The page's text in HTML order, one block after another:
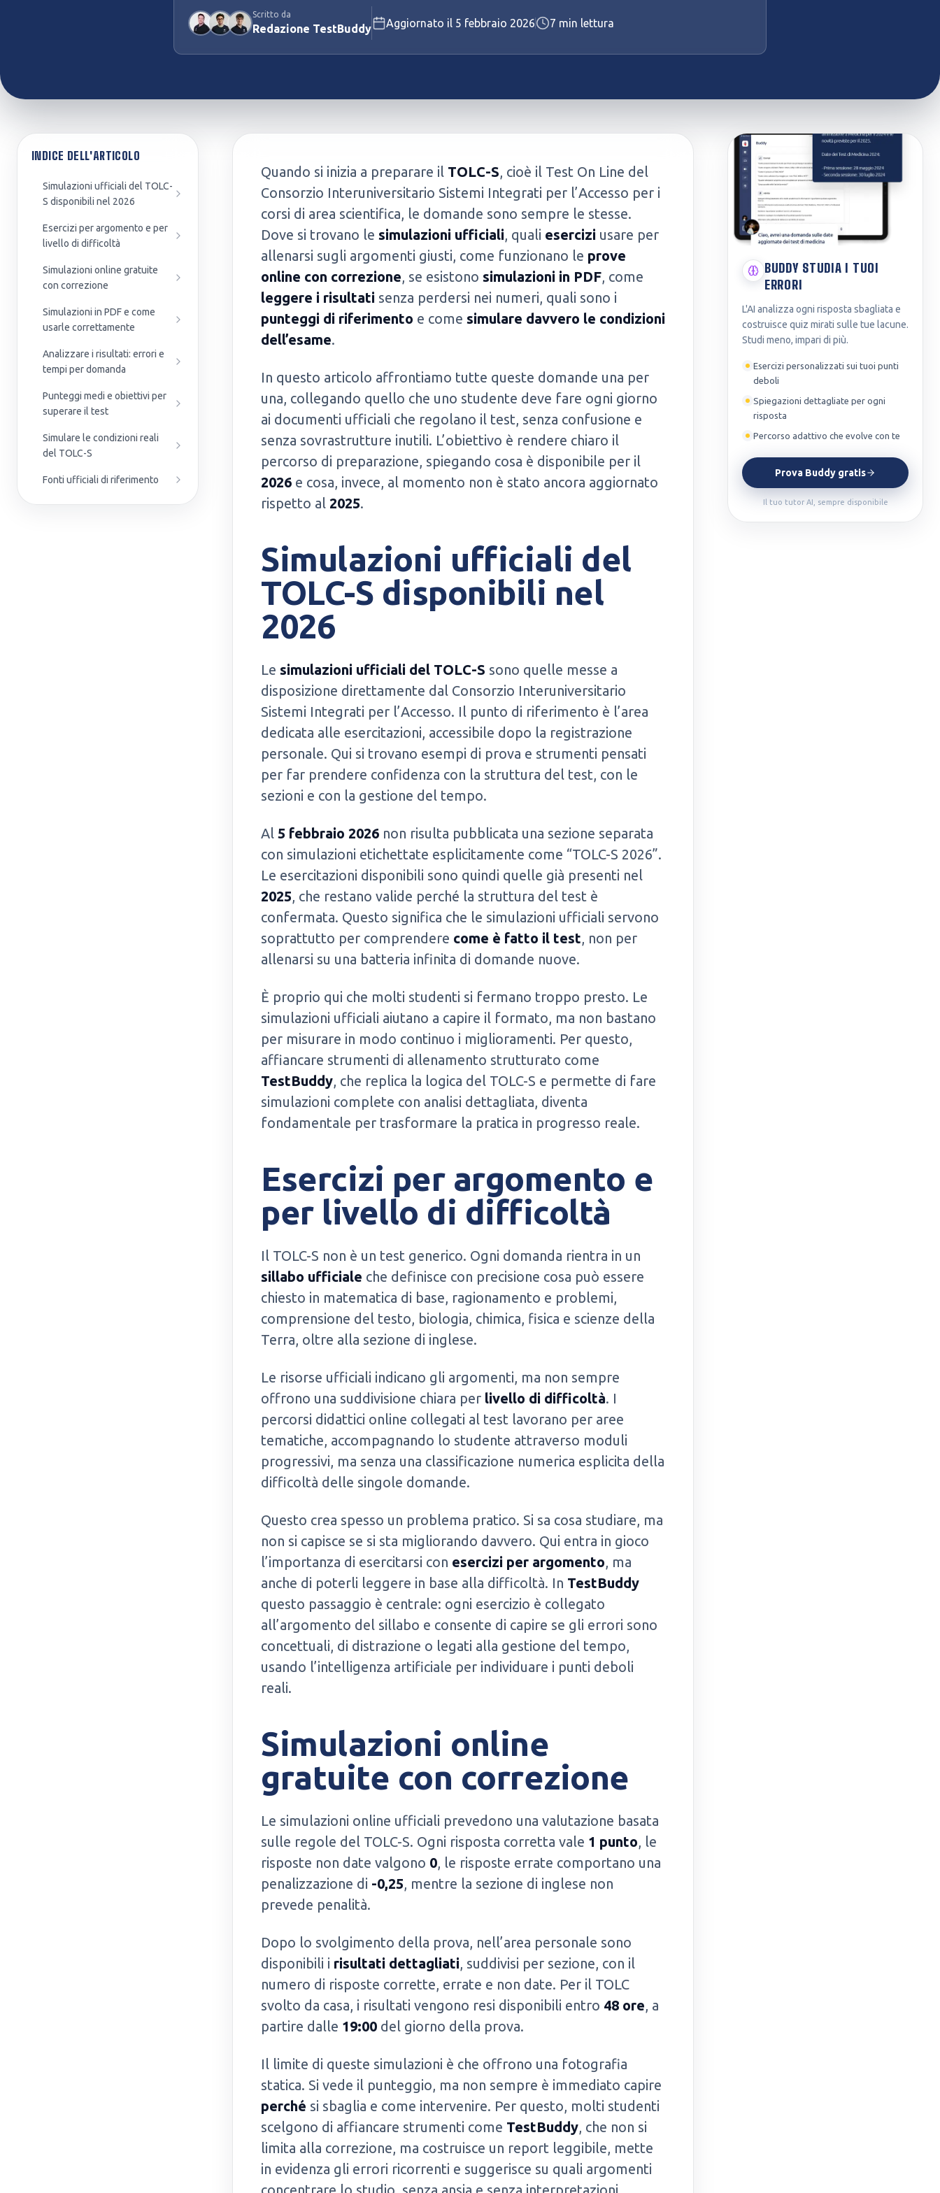
Test Professioni Sanitarie
Preparazione Concorsi
Enti, agenzie e amministrazioni
Polizia Penitenziaria
Vigili del Fuoco
Vedi tutti i concorsi disponibili
Scritto da
Redazione TestBuddy Aggiornato il 5 febbraio 2026 7 min lettura
INDICE DELL'ARTICOLO
Simulazioni ufficiali del TOLC-
S disponibili nel 2026
Esercizi per argomento e per
livello di difficoltà
Simulazioni online gratuite
con correzione
Simulazioni in PDF e come
usarle correttamente
Analizzare i risultati: errori e
tempi per domanda
Punteggi medi e obiettivi per
superare il test
Simulare le condizioni reali
del TOLC-S
Fonti ufficiali di riferimento
Quando si inizia a preparare il TOLC-S, cioè il Test On Line del
Consorzio Interuniversitario Sistemi Integrati per l’Accesso per i
corsi di area scientifica, le domande sono sempre le stesse.
Dove si trovano le simulazioni ufficiali, quali esercizi usare per
allenarsi sugli argomenti giusti, come funzionano le prove
online con correzione, se esistono simulazioni in PDF, come
leggere i risultati senza perdersi nei numeri, quali sono i
punteggi di riferimento e come simulare davvero le condizioni
dell’esame.
In questo articolo affrontiamo tutte queste domande una per
una, collegando quello che uno studente deve fare ogni giorno
ai documenti ufficiali che regolano il test, senza confusione e
senza sovrastrutture inutili. L’obiettivo è rendere chiaro il
percorso di preparazione, spiegando cosa è disponibile per il
2026 e cosa, invece, al momento non è stato ancora aggiornato
rispetto al 2025.
Simulazioni ufficiali del
TOLC-S disponibili nel
2026
Le simulazioni ufficiali del TOLC-S sono quelle messe a
disposizione direttamente dal Consorzio Interuniversitario
Sistemi Integrati per l’Accesso. Il punto di riferimento è l’area
dedicata alle esercitazioni, accessibile dopo la registrazione
personale. Qui si trovano esempi di prova e strumenti pensati
per far prendere confidenza con la struttura del test, con le
sezioni e con la gestione del tempo.
Al 5 febbraio 2026 non risulta pubblicata una sezione separata
con simulazioni etichettate esplicitamente come “TOLC-S 2026”.
Le esercitazioni disponibili sono quindi quelle già presenti nel
2025, che restano valide perché la struttura del test è
confermata. Questo significa che le simulazioni ufficiali servono
soprattutto per comprendere come è fatto il test, non per
allenarsi su una batteria infinita di domande nuove.
È proprio qui che molti studenti si fermano troppo presto. Le
simulazioni ufficiali aiutano a capire il formato, ma non bastano
per misurare in modo continuo i miglioramenti. Per questo,
affiancare strumenti di allenamento strutturato come
TestBuddy, che replica la logica del TOLC-S e permette di fare
simulazioni complete con analisi dettagliata, diventa
fondamentale per trasformare la pratica in progresso reale.
Esercizi per argomento e
per livello di difficoltà
Il TOLC-S non è un test generico. Ogni domanda rientra in un
sillabo ufficiale che definisce con precisione cosa può essere
chiesto in matematica di base, ragionamento e problemi,
comprensione del testo, biologia, chimica, fisica e scienze della
Terra, oltre alla sezione di inglese.
Le risorse ufficiali indicano gli argomenti, ma non sempre
offrono una suddivisione chiara per livello di difficoltà. I
percorsi didattici online collegati al test lavorano per aree
tematiche, accompagnando lo studente attraverso moduli
progressivi, ma senza una classificazione numerica esplicita della
difficoltà delle singole domande.
Questo crea spesso un problema pratico. Si sa cosa studiare, ma
non si capisce se si sta migliorando davvero. Qui entra in gioco
l’importanza di esercitarsi con esercizi per argomento, ma
anche di poterli leggere in base alla difficoltà. In TestBuddy
questo passaggio è centrale: ogni esercizio è collegato
all’argomento del sillabo e consente di capire se gli errori sono
concettuali, di distrazione o legati alla gestione del tempo,
usando l’intelligenza artificiale per individuare i punti deboli
reali.
Simulazioni online
gratuite con correzione
Le simulazioni online ufficiali prevedono una valutazione basata
sulle regole del TOLC-S. Ogni risposta corretta vale 1 punto, le
risposte non date valgono 0, le risposte errate comportano una
penalizzazione di -0,25, mentre la sezione di inglese non
prevede penalità.
Dopo lo svolgimento della prova, nell’area personale sono
disponibili i risultati dettagliati, suddivisi per sezione, con il
numero di risposte corrette, errate e non date. Per il TOLC
svolto da casa, i risultati vengono resi disponibili entro 48 ore, a
partire dalle 19:00 del giorno della prova.
Il limite di queste simulazioni è che offrono una fotografia
statica. Si vede il punteggio, ma non sempre è immediato capire
perché si sbaglia e come intervenire. Per questo, molti studenti
scelgono di affiancare strumenti come TestBuddy, che non si
limita alla correzione, ma costruisce un report leggibile, mette
in evidenza gli errori ricorrenti e suggerisce su quali argomenti
BUDDY STUDIA I TUOI
ERRORI
L'AI analizza ogni risposta sbagliata e
costruisce quiz mirati sulle tue lacune.
Studi meno, impari di più.
Esercizi personalizzati sui tuoi punti
deboli
Spiegazioni dettagliate per ogni
risposta
Percorso adattivo che evolve con te
Prova Buddy gratis
Il tuo tutor AI, sempre disponibile